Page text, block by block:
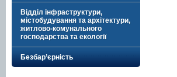
Відділ інфраструктури,
містобудування та архітектури,
житлово-комунального
господарства та екології
Безбар’єрність